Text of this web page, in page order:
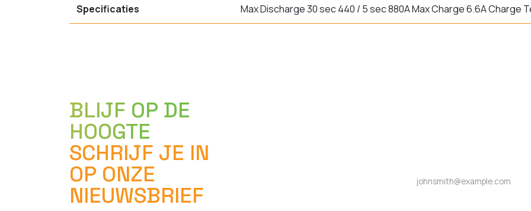
Specificaties Max Discharge 30 sec 440 / 5 sec 880A Max Charge 6.6A Charge
BLIJF OP DE
HOOGTE
SCHRIJF JE IN
OP ONZE
NIEUWSBRIEF